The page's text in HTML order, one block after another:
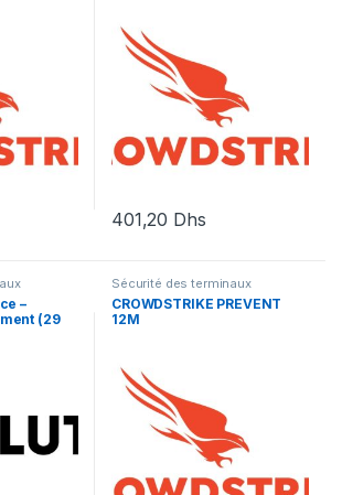
401,20 Dhs
–
(29
Sécurité des terminaux
CROWDSTRIKE PREVENT
12M